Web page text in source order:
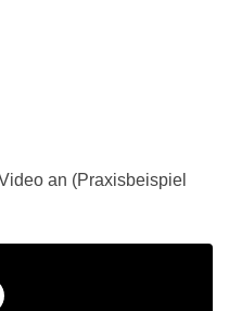
an (Praxisbeispiel